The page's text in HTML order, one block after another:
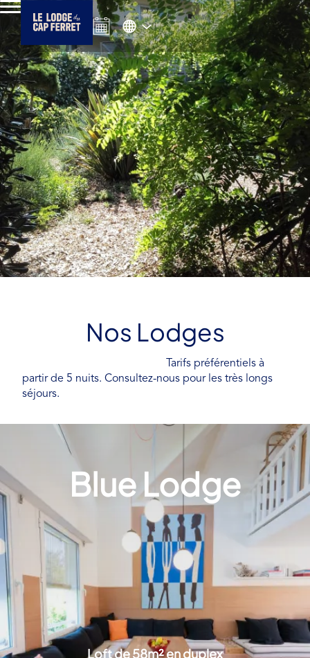
Nos Lodges
Tarifs préférentiels à
partir de 5 nuits. Consultez-nous pour les très longs
séjours.
Blue Lodge
Loft de 58m² en duplex